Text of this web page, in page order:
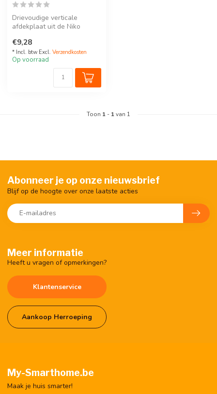
Drievoudige verticale
afdekplaat uit de Niko
Deze v...
€9,28
* Incl. btw Excl. Verzendkosten
Op voorraad
Toon 1 - 1van 1
Meer informatie
Heeft u vragen of opmerkingen?
Klantenservice
Aankoop Herroeping
Abonneer je op onze nieuwsbrief
Blijf op de hoogte over onze laatste acties
My-Smarthome.be
Maak je huis smarter!